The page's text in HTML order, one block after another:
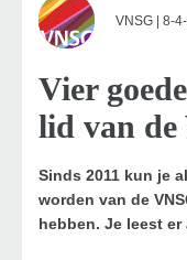
VNSG | 8-
Vier
lid van de
Sinds 2011 kun je
worden van de
hebben. Je leest